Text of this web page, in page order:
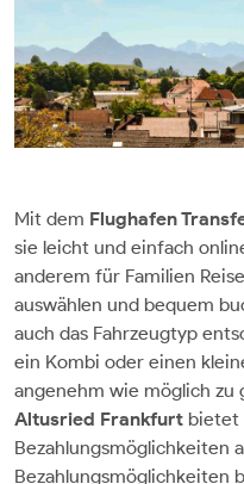
Mit dem Flughafen
sie leicht und einfach
anderem für Familien
auswählen und bequem
auch das Fahrzeugtyp
ein Kombi oder einen
angenehm wie möglich zu
Altusried Frankfurt bietet
Bezahlungsmöglichkeiten
Bezahlungsmöglichkeiten